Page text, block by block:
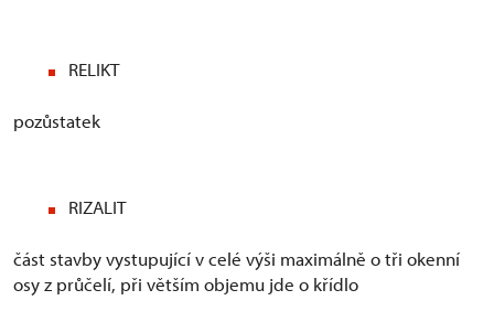
RELIKT
pozůstatek
RIZALIT
část stavby vystupující v celé výši maximálně o tři okenní
osy z průčelí, při větším objemu jde o křídlo